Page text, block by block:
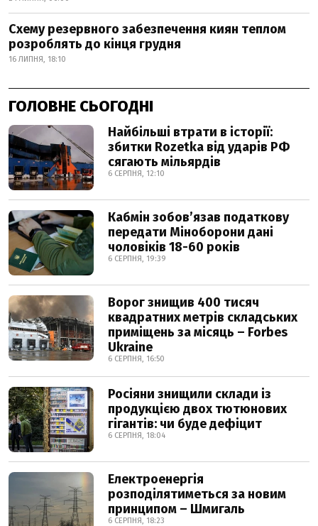
Схему резервного забезпечення киян теплом
розроблять до кінця грудня
16 ЛИПНЯ, 18:10
ГОЛОВНЕ СЬОГОДНІ
Найбільші втрати в історії:
збитки Rozetka від ударів РФ
сягають мільярдів
6 СЕРПНЯ, 12:10
Кабмін зобовʼязав податкову
передати Міноборони дані
чоловіків 18-60 років
6 СЕРПНЯ, 19:39
Ворог знищив 400 тисяч
квадратних метрів складських
приміщень за місяць – Forbes
Ukraine
6 СЕРПНЯ, 16:50
Росіяни знищили склади із
продукцією двох тютюнових
гігантів: чи буде дефіцит
6 СЕРПНЯ, 18:04
Електроенергія
розподілятиметься за новим
принципом – Шмигаль
6 СЕРПНЯ, 18:23